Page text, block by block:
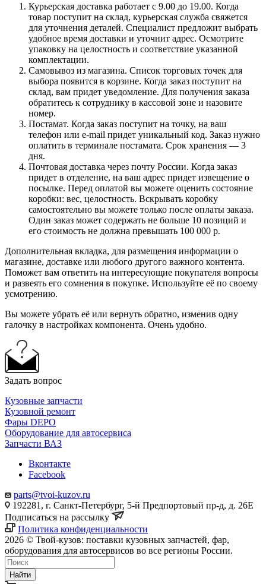
Курьерская доставка работает с 9.00 до 19.00. Когда
товар поступит на склад, курьерская служба свяжется
для уточнения деталей. Специалист предложит выбрать
удобное время доставки и уточнит адрес. Осмотрите
упаковку на целостность и соответствие указанной
комплектации.
Самовывоз из магазина. Список торговых точек для
выбора появится в корзине. Когда заказ поступит на
склад, вам придет уведомление. Для получения заказа
обратитесь к сотруднику в кассовой зоне и назовите
номер.
Постамат. Когда заказ поступит на точку, на ваш
телефон или e-mail придет уникальный код. Заказ нужно
оплатить в терминале постамата. Срок хранения — 3
дня.
Почтовая доставка через почту России. Когда заказ
придет в отделение, на ваш адрес придет извещение о
посылке. Перед оплатой вы можете оценить состояние
коробки: вес, целостность. Вскрывать коробку
самостоятельно вы можете только после оплаты заказа.
Один заказ может содержать не больше 10 позиций и
его стоимость не должна превышать 100 000 р.
Дополнительная вкладка, для размещения информации о
магазине, доставке или любого другого важного контента.
Поможет вам ответить на интересующие покупателя вопросы
и развеять его сомнения в покупке. Используйте её по своему
усмотрению.
Вы можете убрать её или вернуть обратно, изменив одну
галочку в настройках компонента. Очень удобно.
Задать вопрос
Кузовные запчасти
Кузовной ремонт
Фары DEPO
Оборудование для автосервиса
Запчасти ВАЗ
Вконтакте
Facebook
parts@tvoi-kuzov.ru
192281, г. Санкт-Петербург, 5-й Предпортовый пр-д, д. 26Е
Подписаться на рассылку
Политика конфиденциальности
2026 © Твой-кузов: поставки кузовных запчастей, фар,
оборудования для автосервисов во все регионы России.
Найти